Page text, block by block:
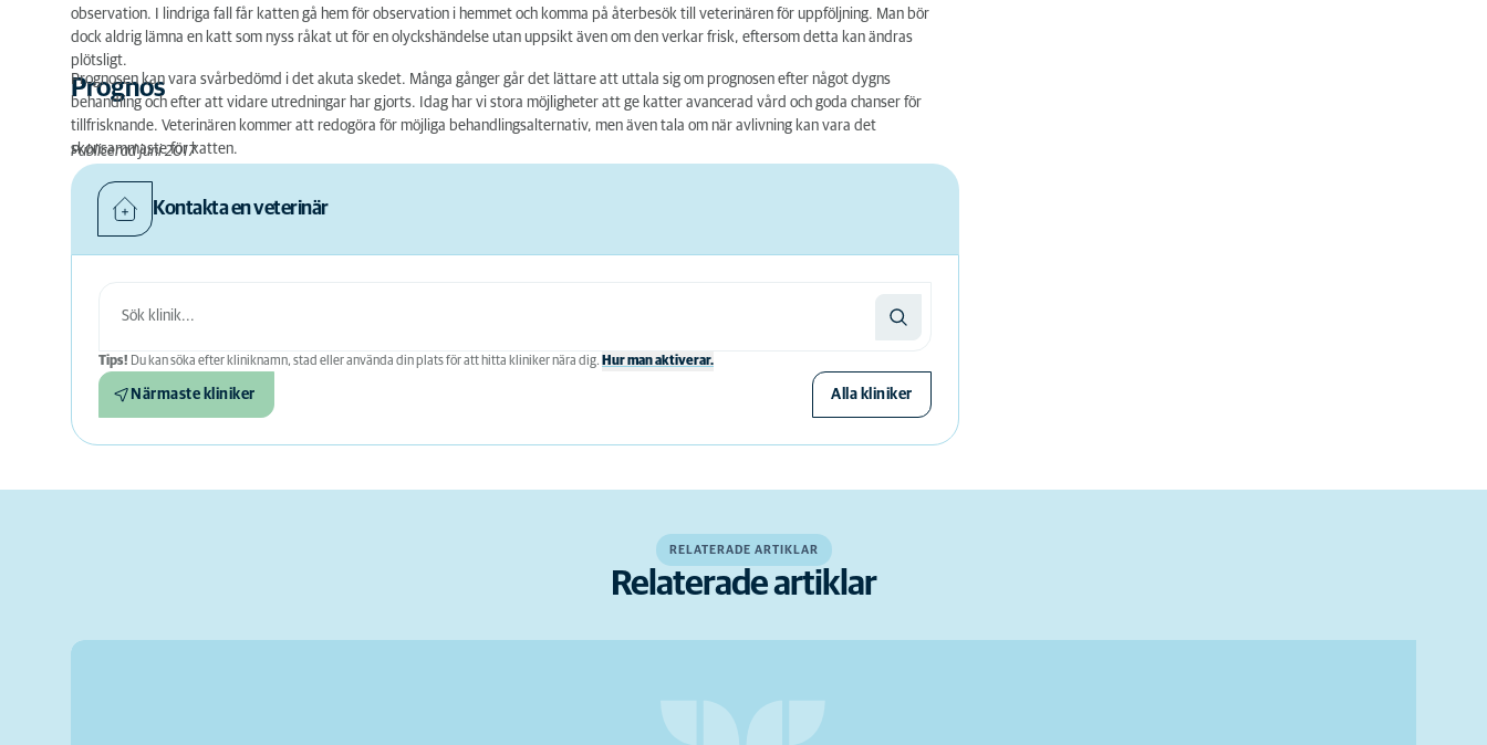
observation. I lindriga fall får katten gå hem för observation i hemmet och komma på återbesök till veterinären för uppföljning. Man bör
dock aldrig lämna en katt som nyss råkat ut för en olyckshändelse utan uppsikt även om den verkar frisk, eftersom detta kan ändras
plötsligt.
Prognos
Prognosen kan vara svårbedömd i det akuta skedet. Många gånger går det lättare att uttala sig om prognosen efter något dygns
behandling och efter att vidare utredningar har gjorts. Idag har vi stora möjligheter att ge katter avancerad vård och goda chanser för
tillfrisknande. Veterinären kommer att redogöra för möjliga behandlingsalternativ, men även tala om när avlivning kan vara det
skonsammaste för katten.
Publicerad juni 2017
Kontakta en veterinär
Tips! Du kan söka efter kliniknamn, stad eller använda din plats för att hitta kliniker nära dig. Hur man aktiverar.
Närmaste kliniker Alla kliniker
RELATERADE ARTIKLAR
Relaterade artiklar